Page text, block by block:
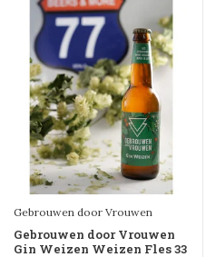
Gebrouwen door Vrouwen
Gebrouwen door Vrouwen
Gin Weizen Weizen Fles 33